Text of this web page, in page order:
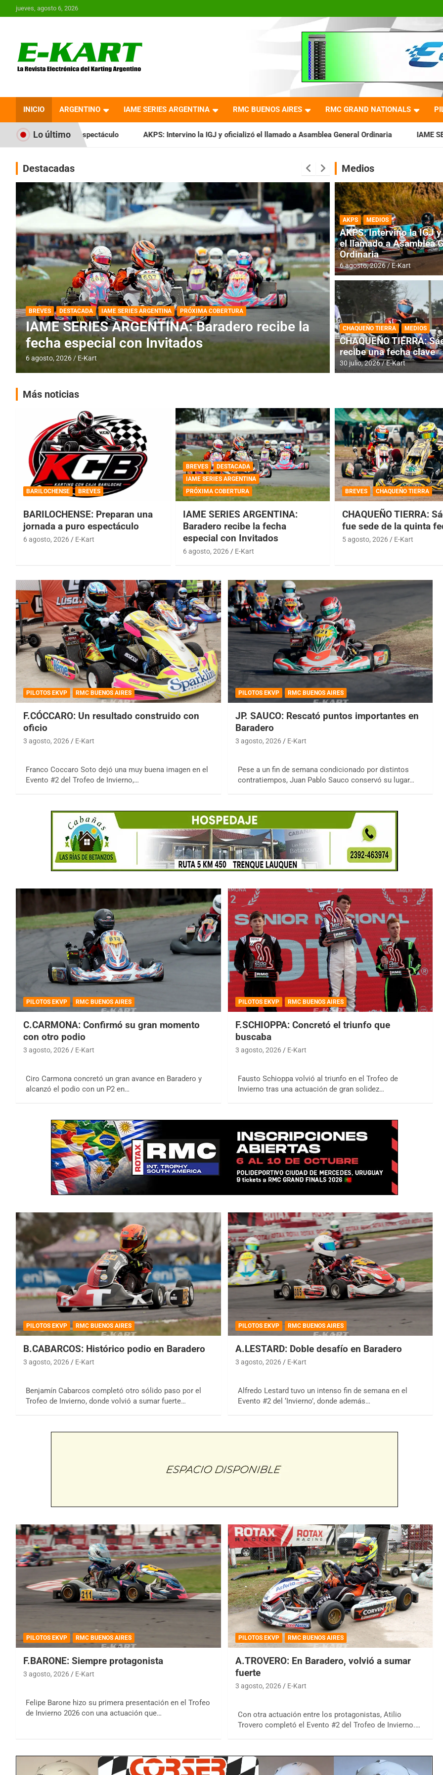
Saltar
al
jueves, agosto 6, 2026
Revista Electrónica del
Karting en Argentina
INICIO ARGENTINO IAME SERIES ARGENTINA RMC BUENOS AIRES RMC GRAND NATIONALS
Lo últimoAKPS: Intervino la IGJ y oficializó el llamado a Asamblea General Ordinaria IAME SERIES ARGENTINA:
Destacadas
DESTACADA IAME SERIES ARGENTINA
IAME SERIES ARGENTINA: Horarios para la
fecha con Invitados
4 agosto, 2026 E-Kart
DESTACADA INFORME CENTRAL
RMC BUENOS
histórica en
4 agosto, 2026 E-Kart
Medios
AKPS MEDIOS
AKPS: Intervino la IGJ
el llamado a Asamblea
Ordinaria
6 agosto, 2026 E-Kart
CHAQUEÑO TIERRA MEDIOS
CHAQUEÑO TIERRA:
recibe una fecha clave
30 julio, 2026 E-Kart
Más noticias
BARILOCHENSE BREVES
BARILOCHENSE: Preparan una
jornada a puro espectáculo
6 agosto, 2026 E-Kart
BREVES
DESTACADA
IAME SERIES ARGENTINA
PRÓXIMA COBERTURA
IAME SERIES ARGENTINA:
Baradero recibe la fecha
especial con Invitados
6 agosto, 2026 E-Kart
BREVES CHAQUEÑO TIERRA
CHAQUEÑO TIERRA:
fue sede de la quinta
5 agosto, 2026 E-Kart
PILOTOS EKVP RMC BUENOS AIRES
F.CÓCCARO: Un resultado construido con
oficio
3 agosto, 2026 E-Kart
Franco Coccaro Soto dejó una muy buena imagen en el
Evento #2 del Trofeo de Invierno,…
PILOTOS EKVP RMC BUENOS AIRES
JP. SAUCO: Rescató puntos importantes en
Baradero
3 agosto, 2026 E-Kart
Pese a un fin de semana condicionado por distintos
contratiempos, Juan Pablo Sauco conservó su lugar…
PILOTOS EKVP RMC BUENOS AIRES
C.CARMONA: Confirmó su gran momento
con otro podio
3 agosto, 2026 E-Kart
Ciro Carmona concretó un gran avance en Baradero y
alcanzó el podio con un P2 en…
PILOTOS EKVP RMC BUENOS AIRES
F.SCHIOPPA: Concretó el triunfo que
buscaba
3 agosto, 2026 E-Kart
Fausto Schioppa volvió al triunfo en el Trofeo de
Invierno tras una actuación de gran solidez…
PILOTOS EKVP RMC BUENOS AIRES
B.CABARCOS: Histórico podio en Baradero
3 agosto, 2026 E-Kart
Benjamín Cabarcos completó otro sólido paso por el
Trofeo de Invierno, donde volvió a sumar fuerte…
PILOTOS EKVP RMC BUENOS AIRES
A.LESTARD: Doble desafío en Baradero
3 agosto, 2026 E-Kart
Alfredo Lestard tuvo un intenso fin de semana en el
Evento #2 del ‘Invierno’, donde además…
PILOTOS EKVP RMC BUENOS AIRES
F.BARONE: Siempre protagonista
3 agosto, 2026 E-Kart
Felipe Barone hizo su primera presentación en el Trofeo
de Invierno 2026 con una actuación que…
PILOTOS EKVP RMC BUENOS AIRES
A.TROVERO: En Baradero, volvió a sumar
fuerte
3 agosto, 2026 E-Kart
Con otra actuación entre los protagonistas, Atilio
Trovero completó el Evento #2 del Trofeo de Invierno.…